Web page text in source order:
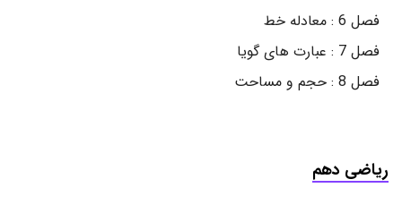
فصل 6 : معادله خط
فصل 7 : عبارت های گویا
فصل 8 : حجم و مساحت
ریاضی دهم